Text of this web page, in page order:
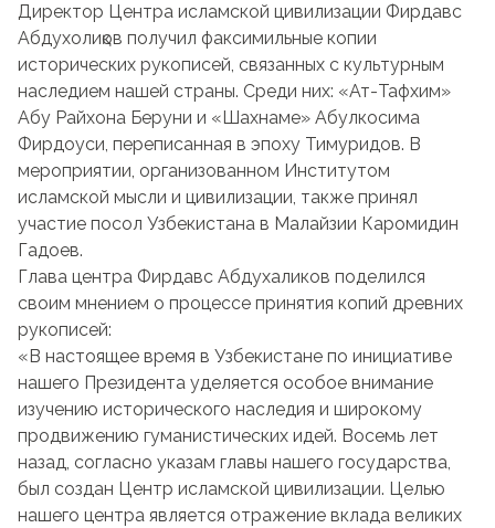
Директор Центра исламской цивилизации Фирдавс
Абдухолиқов получил факсимильные копии
исторических рукописей, связанных с культурным
наследием нашей страны. Среди них: «Ат-Тафхим»
Абу Райхона Беруни и «Шахнаме» Абулкосима
Фирдоуси, переписанная в эпоху Тимуридов. В
мероприятии, организованном Институтом
исламской мысли и цивилизации, также принял
участие посол Узбекистана в Малайзии Каромидин
Гадоев.
Глава центра Фирдавс Абдухаликов поделился
своим мнением о процессе принятия копий древних
рукописей:
«В настоящее время в Узбекистане по инициативе
нашего Президента уделяется особое внимание
изучению исторического наследия и широкому
продвижению гуманистических идей. Восемь лет
назад, согласно указам главы нашего государства,
был создан Центр исламской цивилизации. Целью
нашего центра является отражение вклада великих